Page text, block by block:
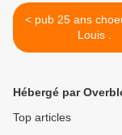
< pub 25 ans choeurs saint
Louis .
Hébergé par
Top articles